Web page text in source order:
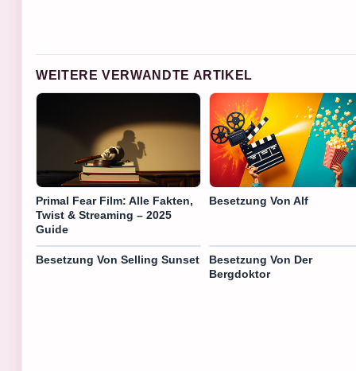
WEITERE VERWANDTE ARTIKEL
Primal Fear Film: Alle Fakten,
Twist & Streaming – 2025
Guide
Besetzung Von Alf
Besetzung Von Selling Sunset
Besetzung Von Der
Bergdoktor